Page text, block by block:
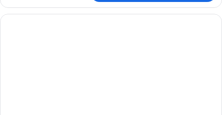
Tropical
Deluxe
Suite
(Access
to